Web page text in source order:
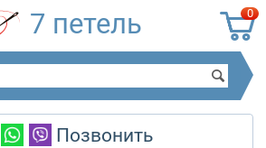
0
7 петель
Позвонить